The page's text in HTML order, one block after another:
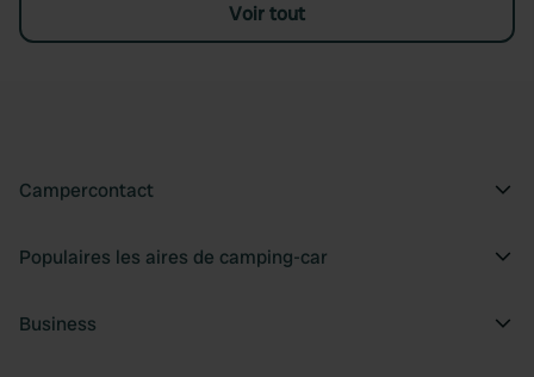
Voir tout
Campercontact
Populaires les aires de camping-car
Business